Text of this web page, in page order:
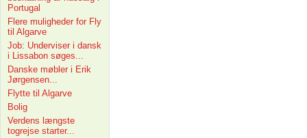
Portugal
Flere muligheder for Fly
til Algarve
Job: Underviser i dansk
i Lissabon søges...
Danske møbler i Erik
Jørgensen...
Flytte til Algarve
Bolig
Verdens længste
togrejse starter...